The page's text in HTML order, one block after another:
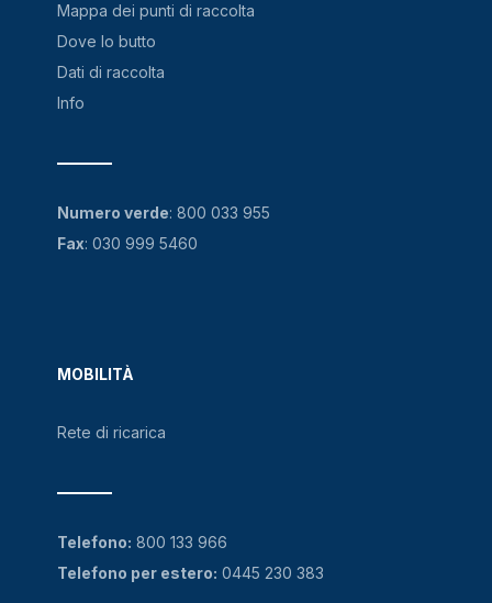
Mappa dei punti di raccolta
Dove lo butto
Dati di raccolta
Info
MOBILITÀ
Rete di ricarica
Numero verde: 800 033 955
Fax: 030 999 5460
Telefono: 800 133 966
Telefono per estero: 0445 230 383